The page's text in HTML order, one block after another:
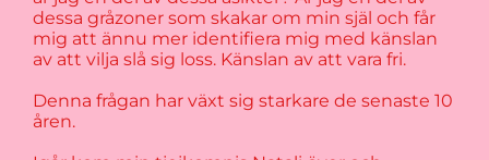
dessa gråzoner som skakar om min själ och får
mig att ännu mer identifiera mig med känslan
av att vilja slå sig loss. Känslan av att vara fri.
Denna frågan har växt sig starkare de senaste 10
åren.